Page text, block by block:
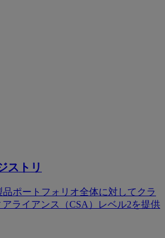
ストリ
品ポートフォリオ全体に対してクラ
ライアンス（CSA）レベル2を提供